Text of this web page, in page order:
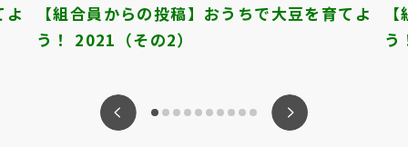
よ
【組合員からの投稿】おうちで大豆を育てよ
う！ 2021（その2）
う